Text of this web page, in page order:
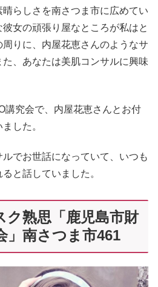
らしさを南さつま市に広めてい
女の頑張り屋なところが私はと
りに、内屋花恵さんのようなサ
、あなたは美肌コンサルに興味
講究会で、内屋花恵さんとお付
した。
でお世話になっていて、いつも
と話していました。
ク熟思「鹿児島市財
」南さつま市461